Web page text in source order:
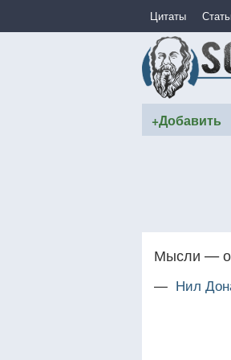
Цитаты
+Добавить
Мысли —
— Нил